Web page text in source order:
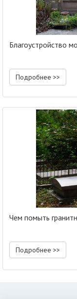
Благоустройство
Подробнее >>
Чем помыть
Подробнее >>